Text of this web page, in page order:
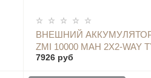
ВНЕШНИЙ АККУМУЛЯТОР
ZMI 10000 MAH 2Х2-WAY
PORT USB HUB
7926 руб